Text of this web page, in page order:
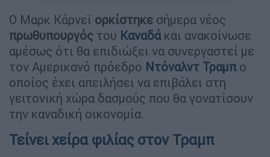
Ο Μαρκ Κάρνεϊ ορκίστηκε σήμερα νέος
πρωθυπουργός του Καναδάκαι ανακοίνωσε
αμέσως ότι θα επιδιώξει να συνεργαστεί με
τον Αμερικανό πρόεδρο Ντόναλντ Τραμπ ο
οποίος έχει απειλήσει να επιβάλει στη
γειτονική χώρα δασμούς που θα γονατίσουν
την καναδική οικονομία.
Τείνει χείρα φιλίας στον Τραμπ